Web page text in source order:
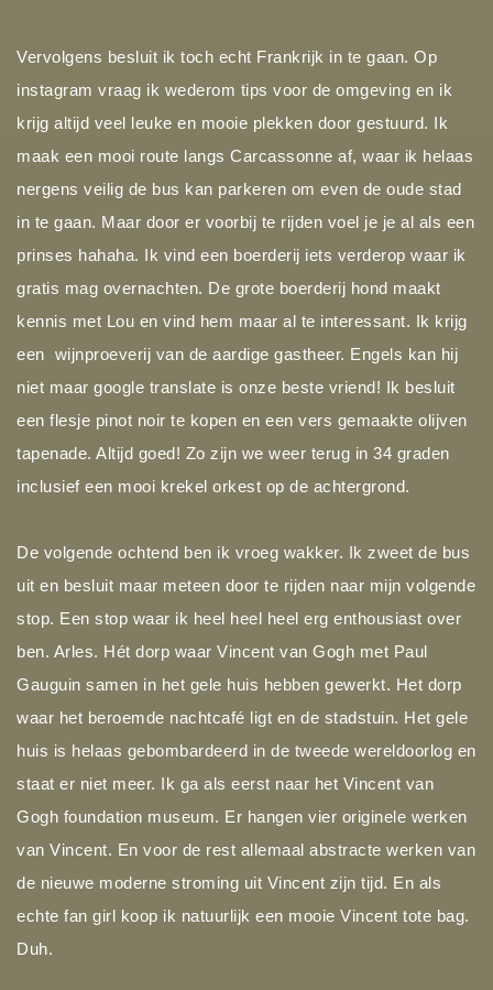
Vervolgens besluit ik toch echt Frankrijk in te gaan. Op
instagram vraag ik wederom tips voor de omgeving en ik
krijg altijd veel leuke en mooie plekken door gestuurd. Ik
maak een mooi route langs Carcassonne af, waar ik helaas
nergens veilig de bus kan parkeren om even de oude stad
in te gaan. Maar door er voorbij te rijden voel je je al als een
prinses hahaha. Ik vind een boerderij iets verderop waar ik
gratis mag overnachten. De grote boerderij hond maakt
kennis met Lou en vind hem maar al te interessant. Ik krijg
een wijnproeverij van de aardige gastheer. Engels kan hij
niet maar google translate is onze beste vriend! Ik besluit
een flesje pinot noir te kopen en een vers gemaakte olijven
tapenade. Altijd goed! Zo zijn we weer terug in 34 graden
inclusief een mooi krekel orkest op de achtergrond.
De volgende ochtend ben ik vroeg wakker. Ik zweet de bus
uit en besluit maar meteen door te rijden naar mijn volgende
stop. Een stop waar ik heel heel heel erg enthousiast over
ben. Arles. Hét dorp waar Vincent van Gogh met Paul
Gauguin samen in het gele huis hebben gewerkt. Het dorp
waar het beroemde nachtcafé ligt en de stadstuin. Het gele
huis is helaas gebombardeerd in de tweede wereldoorlog en
staat er niet meer. Ik ga als eerst naar het Vincent van
Gogh foundation museum. Er hangen vier originele werken
van Vincent. En voor de rest allemaal abstracte werken van
de nieuwe moderne stroming uit Vincent zijn tijd. En als
echte fan girl koop ik natuurlijk een mooie Vincent tote bag.
Duh.